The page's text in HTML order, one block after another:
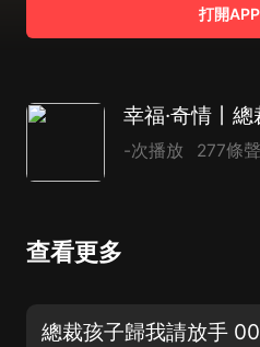
打開
-次播放 277條
查看更多
總裁孩子歸我請放手